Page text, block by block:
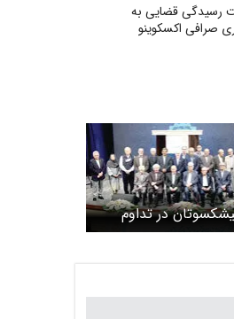
رسیدگی قضایی به
صرافی اکسکوینو
نقش پیشکسوتان در تداوم